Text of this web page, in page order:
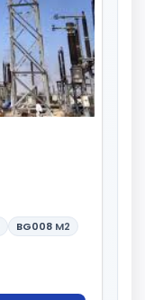
BG008 M2